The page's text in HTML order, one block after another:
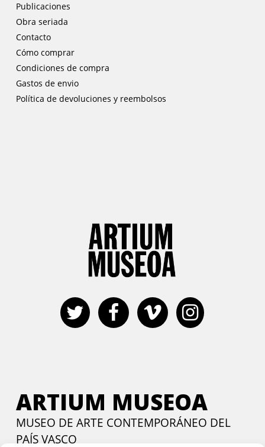
Publicaciones
Obra seriada
Contacto
Cómo comprar
Condiciones de compra
Gastos de envio
Política de devoluciones y reembolsos
ARTIUM MUSEOA
MUSEO DE ARTE CONTEMPORÁNEO DEL
PAÍS VASCO